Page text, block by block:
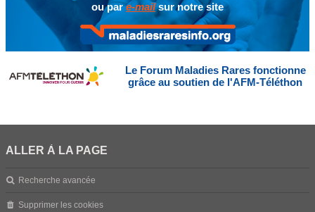
ou pare-mailsur notre site
Le Forum Maladies Rares fonctionne
grâce au soutien de l'AFM-Téléthon
ALLER À LA PAGE
Recherche avancée
Supprimer les cookies